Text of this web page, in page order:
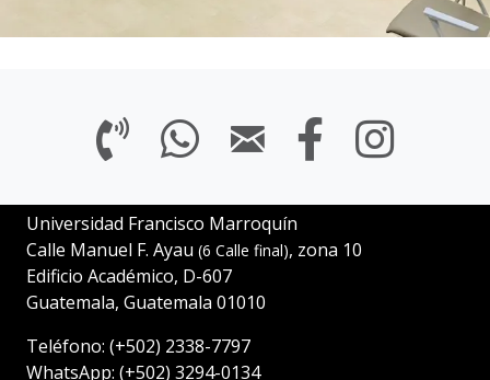
Universidad Francisco Marroquín
Calle Manuel F. Ayau (6 Calle final), zona 10
Edificio Académico, D-607
Guatemala, Guatemala 01010
Teléfono: (+502) 2338-7797
WhatsApp: (+502) 3294-0134